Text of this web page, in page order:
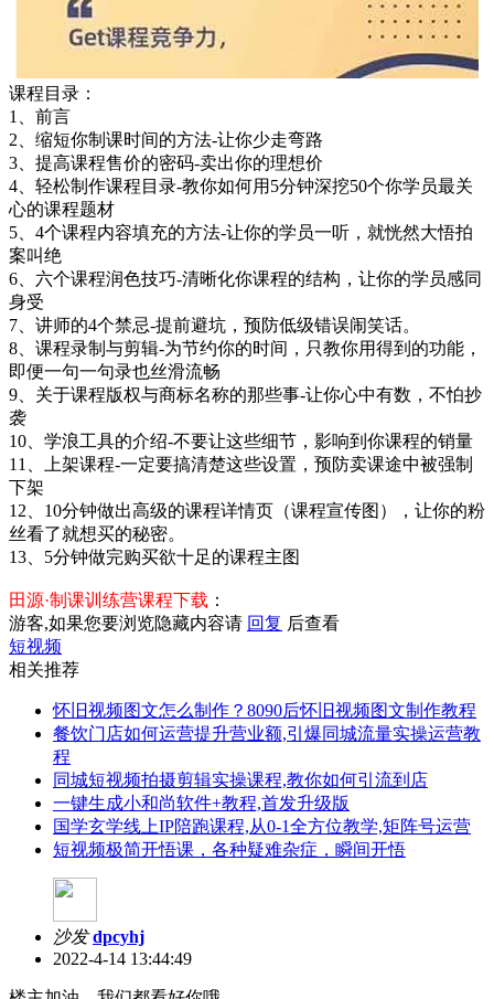
课程目录：
1、前言
2、缩短你制课时间的方法-让你少走弯路
3、提高课程售价的密码-卖出你的理想价
4、轻松制作课程目录-教你如何用5分钟深挖50个你学员最关
心的课程题材
5、4个课程内容填充的方法-让你的学员一听，就恍然大悟拍
案叫绝
6、六个课程润色技巧-清晰化你课程的结构，让你的学员感同
身受
7、讲师的4个禁忌-提前避坑，预防低级错误闹笑话。
8、课程录制与剪辑-为节约你的时间，只教你用得到的功能，
即便一句一句录也丝滑流畅
9、关于课程版权与商标名称的那些事-让你心中有数，不怕抄
袭
10、学浪工具的介绍-不要让这些细节，影响到你课程的销量
11、上架课程-一定要搞清楚这些设置，预防卖课途中被强制
下架
12、10分钟做出高级的课程详情页（课程宣传图），让你的粉
丝看了就想买的秘密。
13、5分钟做完购买欲十足的课程主图
田源·制课训练营课程下载 ：
游客,如果您要浏览隐藏内容请 回复 后查看
短视频
相关推荐
怀旧视频图文怎么制作？8090后怀旧视频图文制作教程
餐饮门店如何运营提升营业额,引爆同城流量实操运营教
程
同城短视频拍摄剪辑实操课程,教你如何引流到店
一键生成小和尚软件+教程,首发升级版
国学玄学线上IP陪跑课程,从0-1全方位教学,矩阵号运营
短视频极简开悟课，各种​疑难杂症，瞬间开悟
沙发 dpcyhj
2022-4-14 13:44:49